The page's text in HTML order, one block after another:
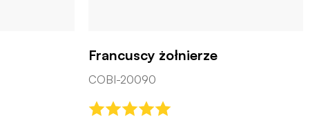
Francuscy żołnierze
COBI-20090